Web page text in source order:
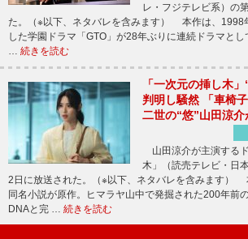
レ・フジテレビ系）の
た。（※以下、ネタバレを含みます） 本作は、1998
した学園ドラマ「GTO」が28年ぶりに連続ドラマと
続きを読む
「一次元の挿し木
判明し騒然 「車椅
二世の“悠”山田涼介
山田涼介が主演する
木」（読売テレビ・日
2日に放送された。（※以下、ネタバレを含みます）
同名小説が原作。ヒマラヤ山中で発掘された200年前
DNAと完 … 続きを読む